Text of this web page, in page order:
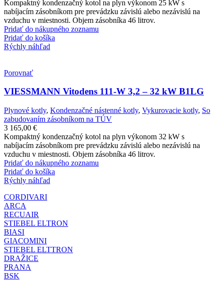
Kompaktný kondenzačný kotol na plyn výkonom 25 kW s
nabíjacím zásobníkom pre prevádzku závislú alebo nezávislú na
vzduchu v miestnosti. Objem zásobníka 46 litrov.
Pridať do nákupného zoznamu
Pridať do košíka
Rýchly náhľad
Porovnať
VIESSMANN Vitodens 111-W 3,2 – 32 kW B1LG
Plynové kotly, Kondenzačné nástenné kotly, Vykurovacie kotly, So
zabudovaním zásobníkom na TÚV
3 165,00 €
Kompaktný kondenzačný kotol na plyn výkonom 32 kW s
nabíjacím zásobníkom pre prevádzku závislú alebo nezávislú na
vzduchu v miestnosti. Objem zásobníka 46 litrov.
Pridať do nákupného zoznamu
Pridať do košíka
Rýchly náhľad
CORDIVARI
ARCA
RECUAIR
STIEBEL ELTRON
BIASI
GIACOMINI
STIEBEL ELTTRON
DRAŽICE
PRANA
BSK